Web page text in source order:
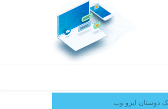
دوستان ایزو وب